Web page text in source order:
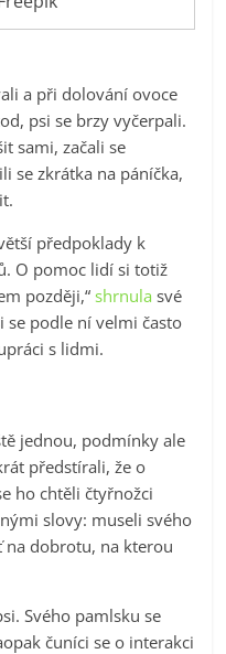
a při dolování ovoce
psi se brzy vyčerpali.
sami, začali se
se zkrátka na páníčka,
předpoklady k
O pomoc lidí si totiž
později,“shrnula své
se podle ní velmi často
s lidmi.
jednou, podmínky ale
předstírali, že o
ho chtěli čtyřnožci
slovy: museli svého
dobrotu, na kterou
Svého pamlsku se
čuníci se o interakci